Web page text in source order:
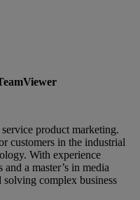
product marketing.
customers in the industrial
With experience
a master’s in media
complex business